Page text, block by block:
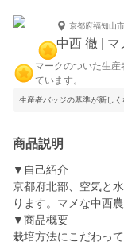
京都府福知山市
中西 徹 | マ
マークのついた生
ています。
生産者バッジの基準が新しく
商品説明
▼自己紹介
京都府北部、空気と
ります。マメな中西農
▼商品概要
栽培方法にこだわっ